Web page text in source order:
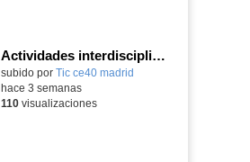
Actividades interdisciplinares con robótica y pensamiento computacional
Contenido educativo.
subido por Tic ce40 madrid
hace 3 semanas
110visualizaciones